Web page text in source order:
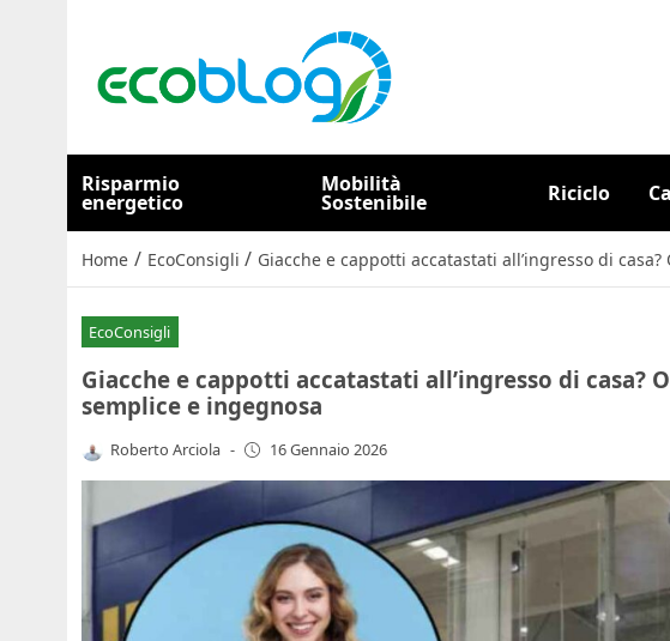
Risparmio
energetico
Mobilità
Sostenibile Riciclo
Home / EcoConsigli / Giacche e cappotti accatastati all’ingresso di
EcoConsigli
Giacche e cappotti accatastati all’ingresso di casa?
semplice e ingegnosa
Roberto Arciola - 16 Gennaio 2026